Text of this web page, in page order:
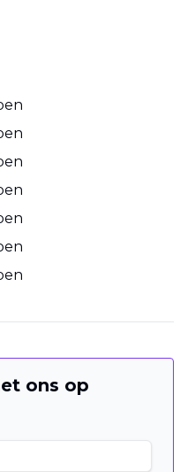
ons op